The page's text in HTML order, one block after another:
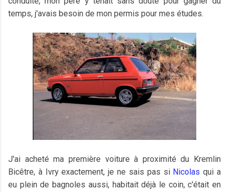
temps, j'avais besoin de mon permis pour mes études.
J'ai acheté ma première voiture à proximité du Kremlin
Bicêtre, à Ivry exactement, je ne sais pas si Nicolas qui a
eu plein de bagnoles aussi, habitait déjà le coin, c'était en